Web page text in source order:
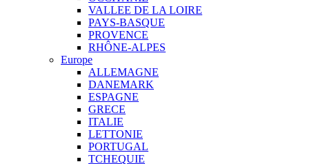
VALLEE DE LA LOIRE
PAYS-BASQUE
PROVENCE
RHÔNE-ALPES
Europe
ALLEMAGNE
DANEMARK
ESPAGNE
GRECE
ITALIE
LETTONIE
PORTUGAL
TCHEQUIE